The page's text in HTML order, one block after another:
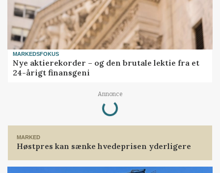
MARKEDSFOKUS
Nye aktierekorder – og den brutale lektie fra et
24-årigt finansgeni
Annonce
Loading...
MARKED
Høstpres kan sænke hvedeprisen yderligere